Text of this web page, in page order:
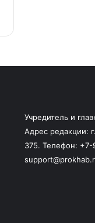
Учредитель и
Адрес редакции:
375. Телефон: